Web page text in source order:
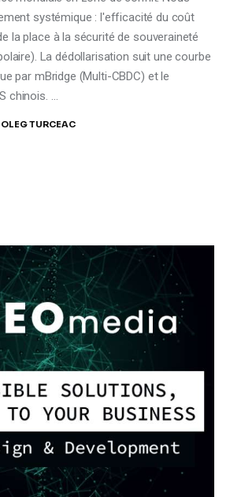
systémique : l'efficacité du coût
la place à la sécurité de souveraineté
La dédollarisation suit une courbe
par mBridge (Multi-CBDC) et le
chinois. …
OLEG TURCEAC